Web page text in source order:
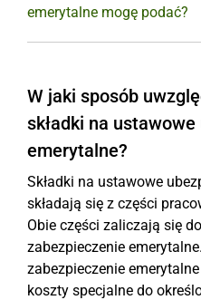
emerytalne mogę podać?
W jaki sposób
składki na
emerytalne?
Składki na ustawowe
składają się z części
Obie części zaliczają się
zabezpieczenie
zabezpieczenie
koszty specjalne do